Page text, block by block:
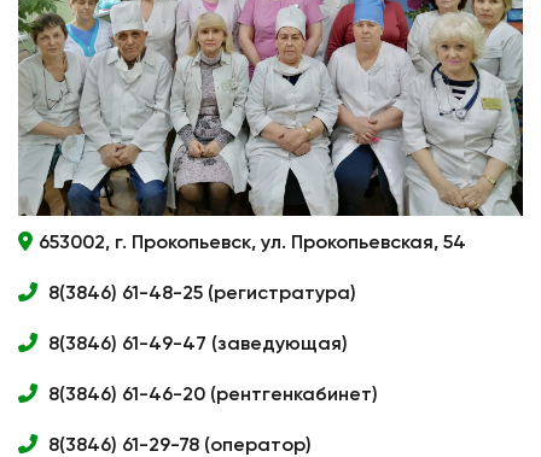
653002, г. Прокопьевск, ул. Прокопьевская, 54
8(3846) 61-48-25 (регистратура)
8(3846) 61-49-47 (заведующая)
8(3846) 61-46-20 (рентгенкабинет)
8(3846) 61-29-78 (оператор)